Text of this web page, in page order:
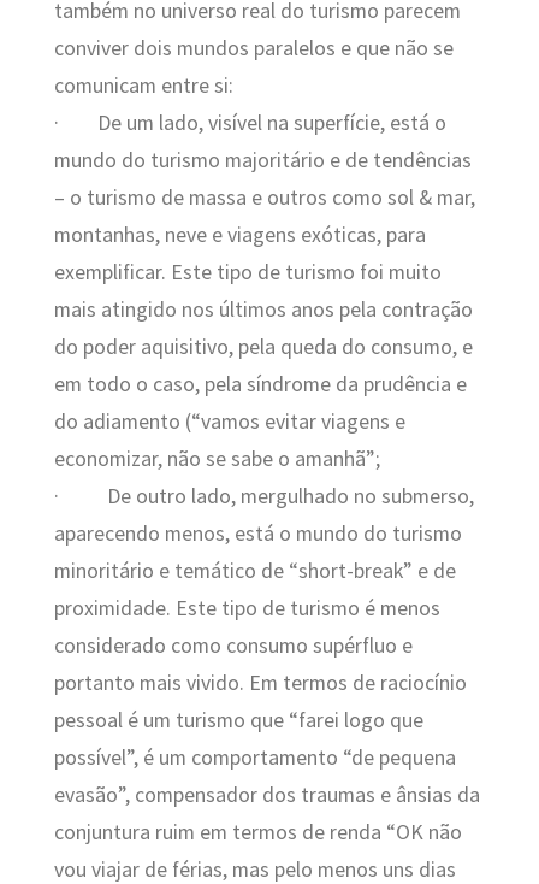
também no universo real do turismo parecem
conviver dois mundos paralelos e que não se
comunicam entre si:
·
De um lado, visível na superfície, está o
mundo do turismo majoritário e de tendências
– o turismo de massa e outros como sol & mar,
montanhas, neve e viagens exóticas, para
exemplificar. Este tipo de turismo foi muito
mais atingido nos últimos anos pela contração
do poder aquisitivo, pela queda do consumo, e
em todo o caso, pela síndrome da prudência e
do adiamento (“vamos evitar viagens e
economizar, não se sabe o amanhã”;
·
De outro lado, mergulhado no submerso,
aparecendo menos, está o mundo do turismo
minoritário e temático de “short-break” e de
proximidade. Este tipo de turismo é menos
considerado como consumo supérfluo e
portanto mais vivido. Em termos de raciocínio
pessoal é um turismo que “farei logo que
possível”, é um comportamento “de pequena
evasão”, compensador dos traumas e ânsias da
conjuntura ruim em termos de renda “OK não
vou viajar de férias, mas pelo menos uns dias